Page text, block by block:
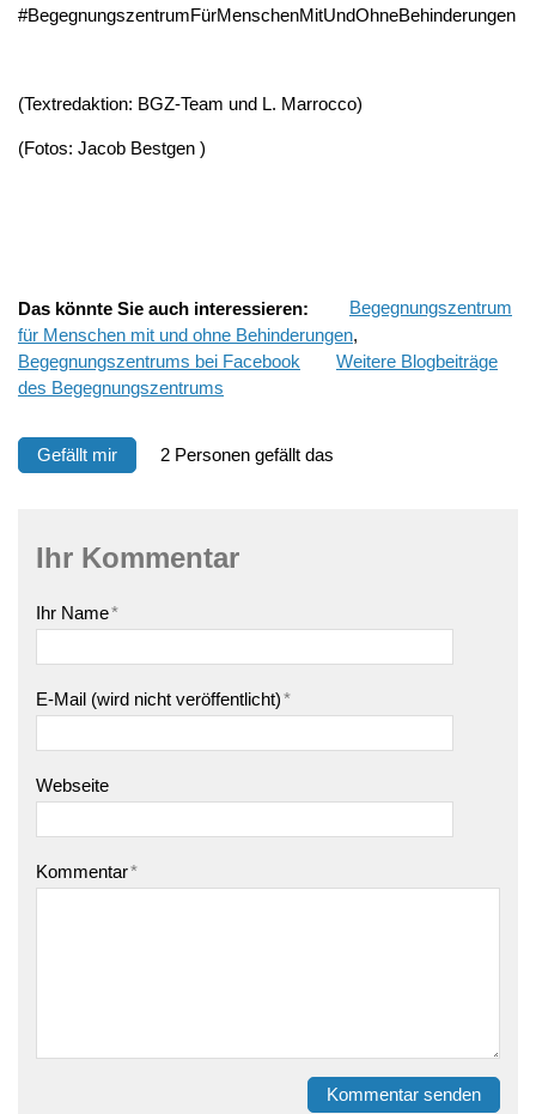
#BegegnungszentrumFürMenschenMitUndOhneBehinderungen
(Textredaktion: BGZ-Team und L. Marrocco)
(Fotos: Jacob Bestgen )
Das könnte Sie auch interessieren:
Begegnungszentrum
für Menschen mit und ohne Behinderungen,
Begegnungszentrums bei Facebook
Weitere Blogbeiträge
des Begegnungszentrums
Gefällt mir 2 Personen gefällt das
Ihr Kommentar
Ihr Name*
E-Mail (wird nicht veröffentlicht)*
Webseite
Kommentar*
Kommentar senden